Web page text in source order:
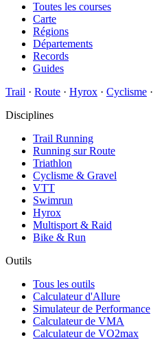
Toutes les courses
Carte
Régions
Départements
Records
Guides
Trail · Route · Hyrox · Cyclisme ·
Disciplines
Trail Running
Running sur Route
Triathlon
Cyclisme & Gravel
VTT
Swimrun
Hyrox
Multisport & Raid
Bike & Run
Outils
Tous les outils
Calculateur d'Allure
Simulateur de Performance
Calculateur de VMA
Calculateur de VO2max